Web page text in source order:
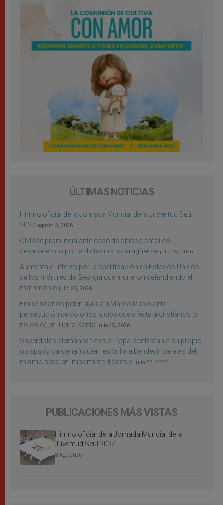
ÚLTIMAS NOTICIAS
Himno oficial de la Jornada Mundial de la Juventud Seúl
2027 agosto 3, 2026
ONU se pronuncia ante caso de obispo católico
desaparecido por la dictadura nicaragüense julio 25, 2026
Aumenta el interés por la beatificación en Estados Unidos
de los mártires de Georgia que murieron defendiendo el
matrimonio julio 25, 2026
Franciscanos piden ayuda a Marco Rubio ante
persecución de colonos judíos que afecta a cristianos (y
no sólo) en Tierra Santa julio 25, 2026
Sacerdotes alemanes fieles al Papa contestan a su propio
obispo (y cardenal) quien les orilla a bendecir parejas del
mismo sexo en importante diócesis julio 25, 2026
PUBLICACIONES MÁS VISTAS
Himno oficial de la Jornada Mundial de la
Juventud Seúl 2027
3 Ago 2026